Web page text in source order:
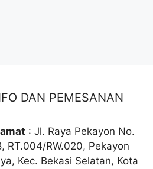
DAN PEMESANAN
: Jl. Raya Pekayon No.
RT.004/RW.020, Pekayon
Kec. Bekasi Selatan, Kota